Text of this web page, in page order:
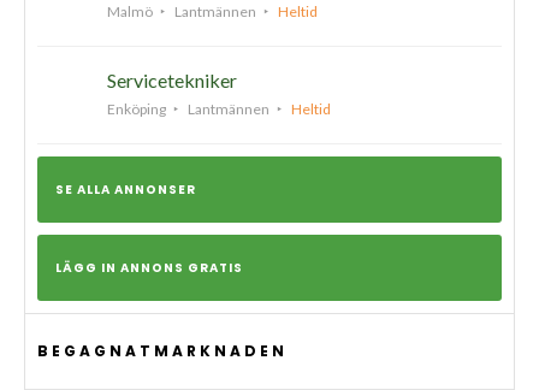
Malmö Lantmännen Heltid
Servicetekniker
Enköping Lantmännen Heltid
SE ALLA ANNONSER
LÄGG IN ANNONS GRATIS
BEGAGNATMARKNADEN